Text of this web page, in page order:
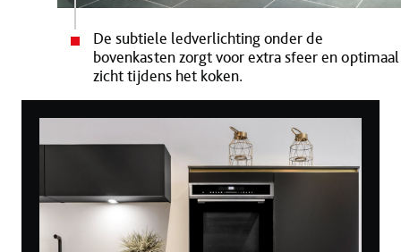
De subtiele ledverlichting onder de
bovenkasten zorgt voor extra sfeer en optimaal
zicht tijdens het koken.